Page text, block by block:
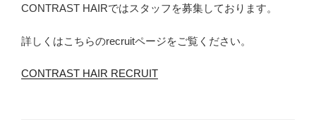
CONTRAST HAIRではスタッフを募集しております。
詳しくはこちらのrecruitページをご覧ください。
CONTRAST HAIR RECRUIT